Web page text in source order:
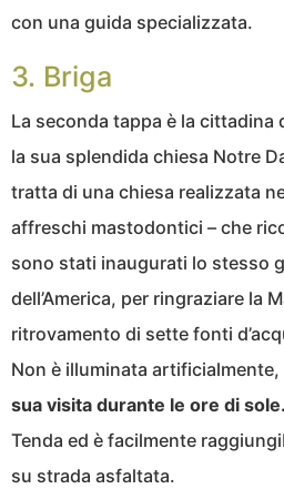
con una guida specializzata.
3. Briga
La seconda tappa è la
la sua splendida chiesa Notre
tratta di una chiesa realizzata
affreschi mastodontici – che
sono stati inaugurati lo stesso
dell’America, per ringraziare la
ritrovamento di sette fonti
Non è illuminata
sua visita durante le ore di sole.
Tenda ed è facilmente
su strada asfaltata.